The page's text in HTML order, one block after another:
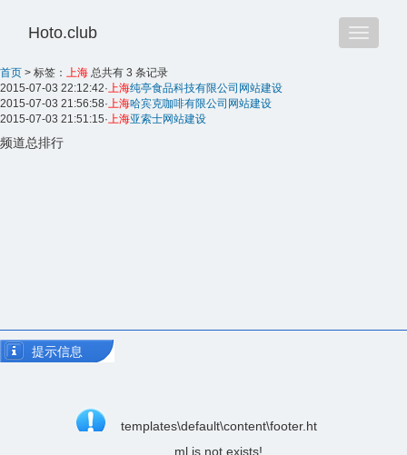
Toggle
Hoto.club
首页 > 标签： 上海 总共有 3 条记录
2015-07-03 22:12:42·上海纯亭食品科技有限公司网站建设
2015-07-03 21:56:58·上海哈宾克咖啡有限公司网站建设
2015-07-03 21:51:15·上海亚索士网站建设
频道总排行
提示信息
templates\default\content\footer.ht
ml is not exists!